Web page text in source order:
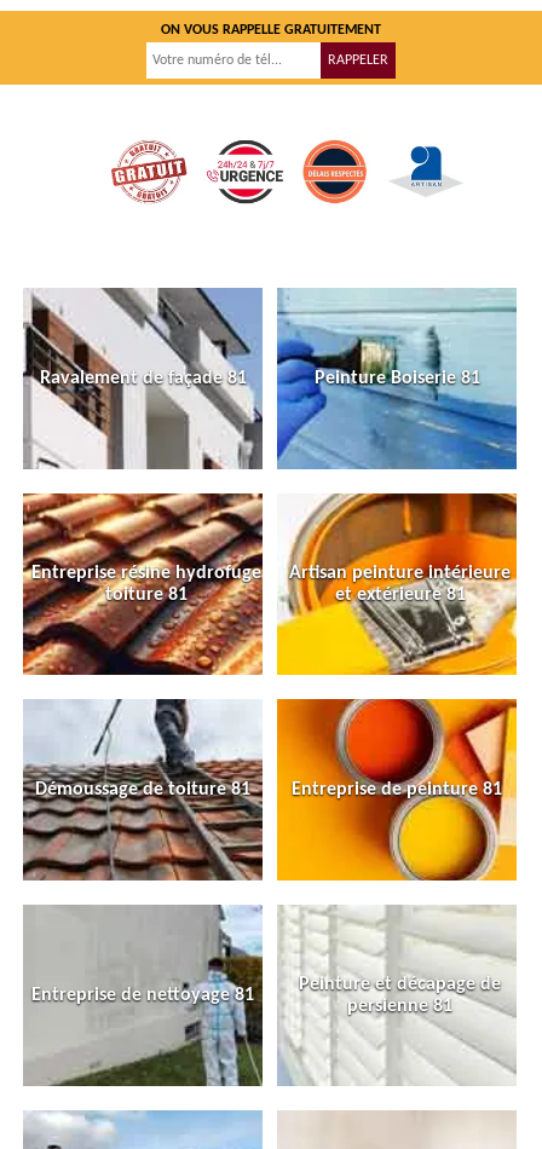
ON VOUS RAPPELLE GRATUITEMENT
Ravalement de façade 81 Peinture Boiserie 81
Entreprise résine hydrofuge
toiture 81
Artisan peinture intérieure
et extérieure 81
Démoussage de toiture 81 Entreprise de peinture 81
Entreprise de nettoyage 81
Peinture et décapage de
persienne 81